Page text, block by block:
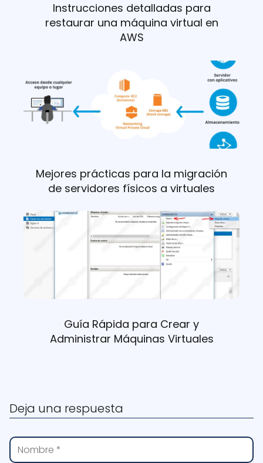
Instrucciones detalladas para
restaurar una máquina virtual en
AWS
Mejores prácticas para la migración
de servidores físicos a virtuales
Guía Rápida para Crear y
Administrar Máquinas Virtuales
Deja una respuesta